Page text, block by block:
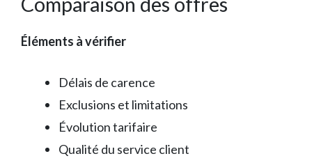
Éléments à vérifier
Délais de carence
Exclusions et limitations
Évolution tarifaire
Qualité du service client